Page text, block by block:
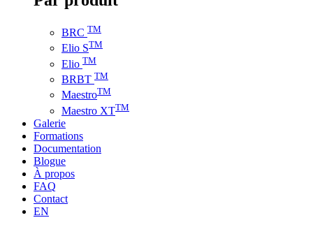
BRC TM
Elio STM
Elio TM
BRBT TM
MaestroTM
Maestro XTTM
Galerie
Formations
Documentation
Blogue
À propos
FAQ
Contact
EN